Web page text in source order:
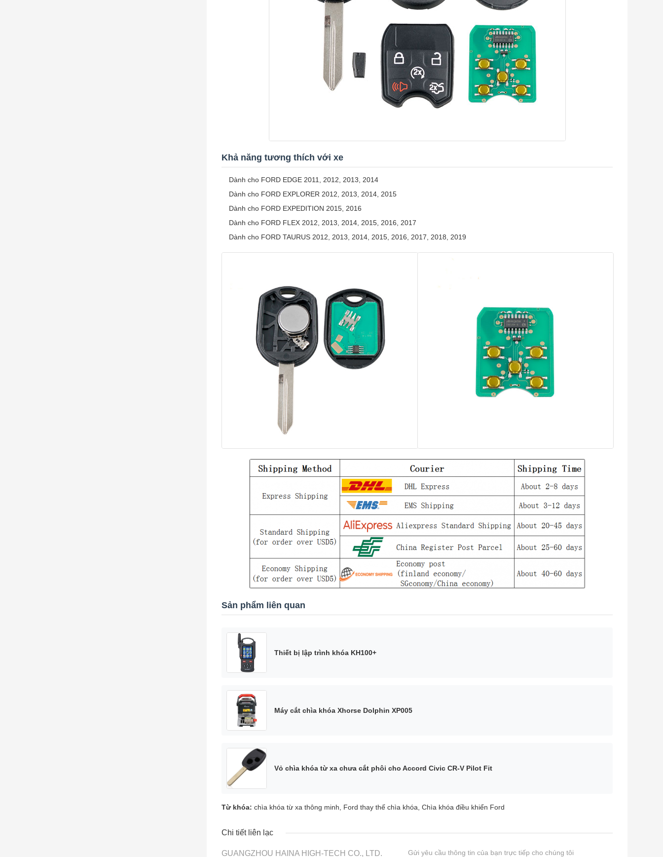
Khả năng tương thích với xe
Dành cho FORD EDGE 2011, 2012, 2013, 2014
Dành cho FORD EXPLORER 2012, 2013, 2014, 2015
Dành cho FORD EXPEDITION 2015, 2016
Dành cho FORD FLEX 2012, 2013, 2014, 2015, 2016, 2017
Dành cho FORD TAURUS 2012, 2013, 2014, 2015, 2016, 2017, 2018, 2019
Sản phẩm liên quan
Thiết bị lập trình khóa KH100+
Máy cắt chìa khóa Xhorse Dolphin XP005
Vỏ chìa khóa từ xa chưa cắt phôi cho Accord Civic CR-V Pilot Fit
Từ khóa: chìa khóa từ xa thông minh Ford thay thế chìa khóa Chìa khóa điều khiển Ford
Chi tiết liên lạc
GUANGZHOU HAINA HIGH-TECH CO., LTD. Gửi yêu cầu thông tin của bạn trực tiếp cho chúng tôi